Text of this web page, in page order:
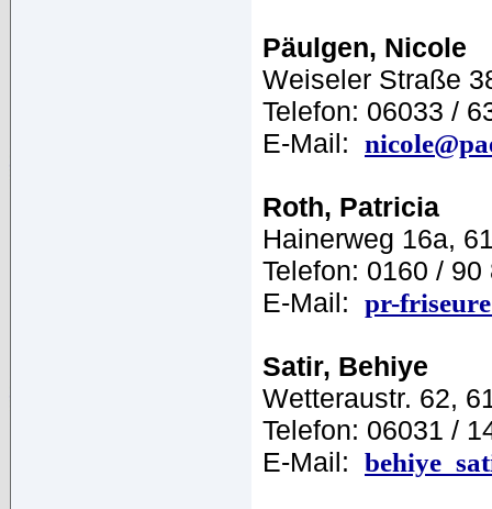
Päulgen, Nicole
Weiseler Straße
Telefon: 06033 /
E-Mail:
Roth, Patricia
Hainerweg 16a,
Telefon: 0160 / 90
E-Mail: pr-
Satir, Behiye
Wetteraustr. 62,
Telefon: 06031 /
E-Mail: